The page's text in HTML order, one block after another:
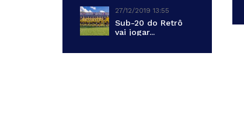
27/12/2019 13:55
Sub-20 do Retrô
vai jogar...